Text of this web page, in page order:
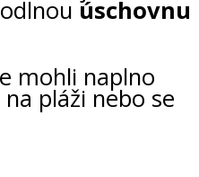
úschovnu
mohli naplno
pláži nebo se